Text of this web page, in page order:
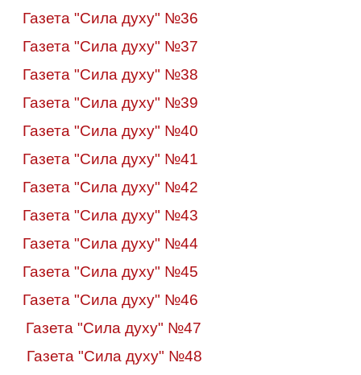
Газета "Сила духу" №36
Газета "Сила духу" №37
Газета "Сила духу" №38
Газета "Сила духу" №39
Газета "Сила духу" №40
Газета "Сила духу" №41
Газета "Сила духу" №42
Газета "Сила духу" №43
Газета "Сила духу" №44
Газета "Сила духу" №45
Газета "Сила духу" №46
Газета "Сила духу" №47
Газета "Сила духу" №48